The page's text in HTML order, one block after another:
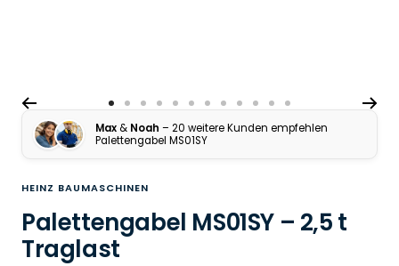
Zur Slide 1 gehen
Zur Slide 2 gehen
Zur Slide 3 gehen
Zur Slide 4 gehen
Zur Slide 5 gehen
Zur Slide 6 gehen
Zur Slide 7 gehen
Zur Slide 8 gehen
Zur Slide 9 gehen
Zur Slide 10 gehen
Zur Slide 11 gehen
Zur Slide 12 gehen
Max & Noah
Palettengabel MS01SY
HEINZ BAUMASCHINEN
Palettengabel MS01SY – 2,5 t
Traglast